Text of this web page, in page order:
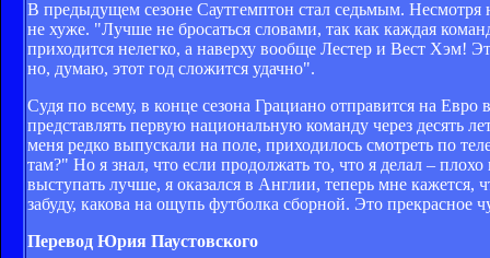
В предыдущем сезоне Саутгемптон стал седьмым. Несмотря
не хуже. "Лучше не бросаться словами, так как каждая
приходится нелегко, а наверху вообще Лестер и Вест Хэм!
но, думаю, этот год сложится удачно".
Судя по всему, в конце сезона Грациано отправится на
представлять первую национальную команду через десять
меня редко выпускали на поле, приходилось смотреть по
там?" Но я знал, что если продолжать то, что я делал –
выступать лучше, я оказался в Англии, теперь мне
забуду, какова на ощупь футболка сборной. Это прекрасное
Перевод Юрия Паустовского